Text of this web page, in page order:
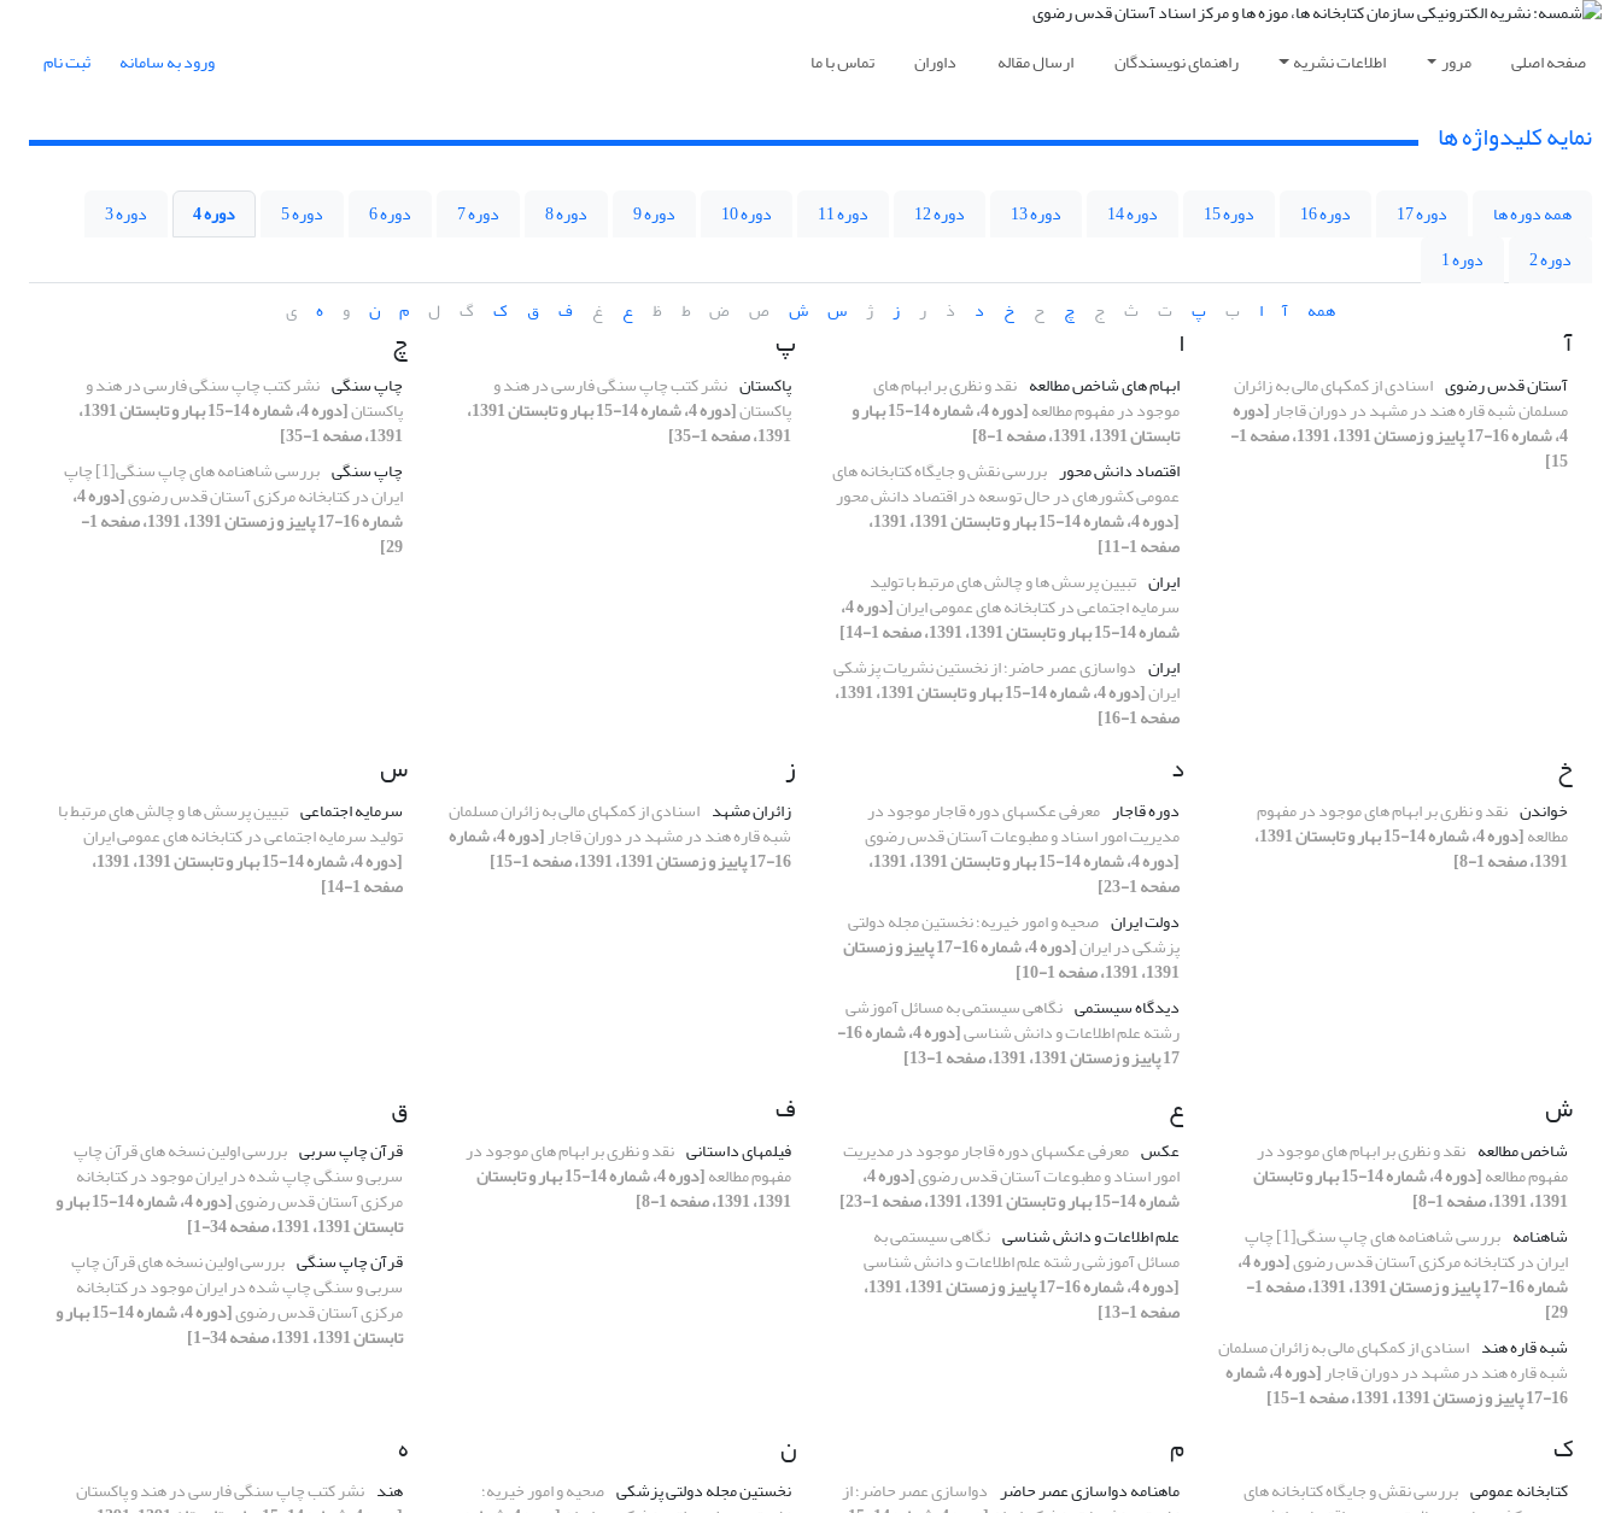
صفحه اصلی مرور اطلاعات نشریه راهنمای نویسندگان ارسال مقاله داوران تماس با ما ورود به سامانه ثبت نام
نمایه کلیدواژه ها
همه دوره ها دوره 17 دوره 16 دوره 15 دوره 14 دوره 13 دوره 12 دوره 11 دوره 10 دوره 9 دوره 8 دوره 7 دوره 6 دوره 5 دوره 4
دوره 3
دوره 2
دوره 1
همه
آ ا ب پ ت ث ج چ ح خ د ذ ر ز ژ س ش ص ض ط ظ ع غ ف ق ک گ ل م ن و ه ی
آ
آستان قدس رضوی اسنادی از کمکهای مالی به زائران
مسلمان شبه قاره هند در مشهد در دوران قاجار[دوره
4، شماره 16-17 پاییز و زمستان 1391، 1391، صفحه 1-
15]
ا
ابهام‏ های شاخص مطالعه نقد و نظری بر ابهام‏ های
موجود در مفهوم مطالعه [دوره 4، شماره 14-15 بهار و
تابستان 1391، 1391، صفحه 1-8]
اقتصاد دانش­ محور بررسی نقش و جایگاه کتابخانه­ های
عمومی کشورهای در حال توسعه در اقتصاد دانش محور
[دوره 4، شماره 14-15 بهار و تابستان 1391، 1391،
صفحه 1-11]
ایران تبیین پرسش ها و چالش های مرتبط با تولید
سرمایه اجتماعی در کتابخانه های عمومی ایران [دوره 4،
شماره 14-15 بهار و تابستان 1391، 1391، صفحه 1-14]
ایران دواسازی عصر حاضر؛ از نخستین نشریات پزشکی
ایران [دوره 4، شماره 14-15 بهار و تابستان 1391، 1391،
صفحه 1-16]
پ
پاکستان نشر کتب چاپ سنگی فارسی در هند و
پاکستان [دوره 4، شماره 14-15 بهار و تابستان 1391،
1391، صفحه 1-35]
چ
چاپ سنگی نشر کتب چاپ سنگی فارسی در هند و
پاکستان [دوره 4، شماره 14-15 بهار و تابستان 1391،
1391، صفحه 1-35]
چاپ سنگی
بررسی شاهنامه های چاپ سنگی[1] چاپ
ایران در کتابخانه مرکزی آستان قدس رضوی [دوره 4،
شماره 16-17 پاییز و زمستان 1391، 1391، صفحه 1-
29]
خ
خواندن نقد و نظری بر ابهام‏ های موجود در مفهوم
مطالعه [دوره 4، شماره 14-15 بهار و تابستان 1391،
1391، صفحه 1-8]
د
دوره قاجار معرفی عکسهای دوره قاجار موجود در
مدیریت امور اسناد و مطبوعات آستان قدس رضوی
[دوره 4، شماره 14-15 بهار و تابستان 1391، 1391،
صفحه 1-23]
دولت ایران صحیه و امور خیریه؛ نخستین مجله دولتی
پزشکی در ایران [دوره 4، شماره 16-17 پاییز و زمستان
1391، 1391، صفحه 1-10]
دیدگاه سیستمی‌ نگاهی سیستمی‌ به مسائل آموزشی
رشته علم اطلاعات و دانش شناسی [دوره 4، شماره 16-
17 پاییز و زمستان 1391، 1391، صفحه 1-13]
ز
زائران مشهد اسنادی از کمکهای مالی به زائران مسلمان
شبه قاره هند در مشهد در دوران قاجار [دوره 4، شماره
16-17 پاییز و زمستان 1391، 1391، صفحه 1-15]
س
سرمایه اجتماعی تبیین پرسش ها و چالش های مرتبط با
تولید سرمایه اجتماعی در کتابخانه های عمومی ایران
[دوره 4، شماره 14-15 بهار و تابستان 1391، 1391،
صفحه 1-14]
ش
شاخص مطالعه نقد و نظری بر ابهام‏ های موجود در
مفهوم مطالعه [دوره 4، شماره 14-15 بهار و تابستان
1391، 1391، صفحه 1-8]
شاهنامه
بررسی شاهنامه های چاپ سنگی[1] چاپ
ایران در کتابخانه مرکزی آستان قدس رضوی [دوره 4،
شماره 16-17 پاییز و زمستان 1391، 1391، صفحه 1-
29]
شبه قاره هند اسنادی از کمکهای مالی به زائران مسلمان
شبه قاره هند در مشهد در دوران قاجار [دوره 4، شماره
16-17 پاییز و زمستان 1391، 1391، صفحه 1-15]
ع
عکس معرفی عکسهای دوره قاجار موجود در مدیریت
امور اسناد و مطبوعات آستان قدس رضوی [دوره 4،
شماره 14-15 بهار و تابستان 1391، 1391، صفحه 1-23]
علم اطلاعات و دانش ­شناسی نگاهی سیستمی‌ به
مسائل آموزشی رشته علم اطلاعات و دانش شناسی
[دوره 4، شماره 16-17 پاییز و زمستان 1391، 1391،
صفحه 1-13]
ف
فیلم‏های داستانی نقد و نظری بر ابهام‏ های موجود در
مفهوم مطالعه [دوره 4، شماره 14-15 بهار و تابستان
1391، 1391، صفحه 1-8]
ق
قرآن چاپ سربی بررسی اولین نسخه های قرآن چاپ
سربی و سنگی چاپ شده در ایران موجود در کتابخانه
مرکزی آستان قدس رضوی [دوره 4، شماره 14-15 بهار و
تابستان 1391، 1391، صفحه 34-1]
قرآن چاپ سنگی بررسی اولین نسخه های قرآن چاپ
سربی و سنگی چاپ شده در ایران موجود در کتابخانه
مرکزی آستان قدس رضوی [دوره 4، شماره 14-15 بهار و
تابستان 1391، 1391، صفحه 34-1]
ک
کتابخانه عمومی بررسی نقش و جایگاه کتابخانه­ های
م
ماهنامه دواسازی عصر حاضر دواسازی عصر حاضر؛ از
ن
نخستین مجله دولتی پزشکی صحیه و امور خیریه؛
ه
هند نشر کتب چاپ سنگی فارسی در هند و پاکستان